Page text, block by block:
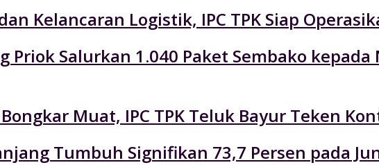
Kelancaran Logistik, IPC TPK Siap
Priok Salurkan 1.040 Paket Sembako
Muat, IPC TPK Teluk Bayur Teken
Tumbuh Signifikan 73,7 Persen pada